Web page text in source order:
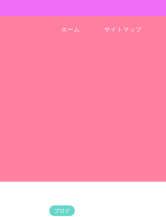
ホーム サイトマップ
ブログ